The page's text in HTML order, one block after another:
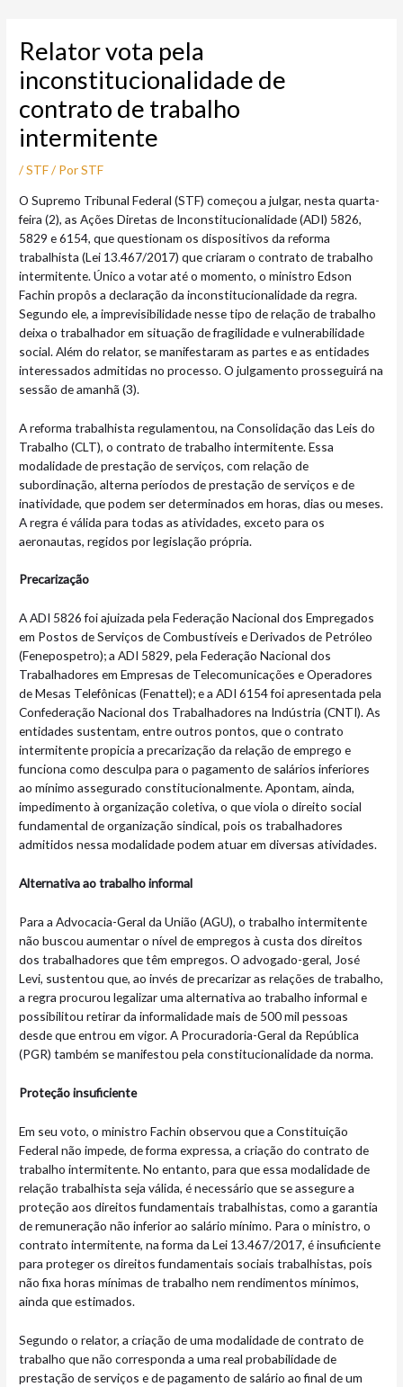
conteúdo
Relator vota pela
inconstitucionalidade de
contrato de trabalho
intermitente
/STF/ PorSTF
O Supremo Tribunal Federal (STF) começou a julgar, nesta quarta-
feira (2), as Ações Diretas de Inconstitucionalidade (ADI) 5826,
5829 e 6154, que questionam os dispositivos da reforma
trabalhista (Lei 13.467/2017) que criaram o contrato de trabalho
intermitente. Único a votar até o momento, o ministro Edson
Fachin propôs a declaração da inconstitucionalidade da regra.
Segundo ele, a imprevisibilidade nesse tipo de relação de trabalho
deixa o trabalhador em situação de fragilidade e vulnerabilidade
social. Além do relator, se manifestaram as partes e as entidades
interessados admitidas no processo. O julgamento prosseguirá na
sessão de amanhã (3).
A reforma trabalhista regulamentou, na Consolidação das Leis do
Trabalho (CLT), o contrato de trabalho intermitente. Essa
modalidade de prestação de serviços, com relação de
subordinação, alterna períodos de prestação de serviços e de
inatividade, que podem ser determinados em horas, dias ou meses.
A regra é válida para todas as atividades, exceto para os
aeronautas, regidos por legislação própria.
Precarização
A ADI 5826 foi ajuizada pela Federação Nacional dos Empregados
em Postos de Serviços de Combustíveis e Derivados de Petróleo
(Fenepospetro); a ADI 5829, pela Federação Nacional dos
Trabalhadores em Empresas de Telecomunicações e Operadores
de Mesas Telefônicas (Fenattel); e a ADI 6154 foi apresentada pela
Confederação Nacional dos Trabalhadores na Indústria (CNTI). As
entidades sustentam, entre outros pontos, que o contrato
intermitente propicia a precarização da relação de emprego e
funciona como desculpa para o pagamento de salários inferiores
ao mínimo assegurado constitucionalmente. Apontam, ainda,
impedimento à organização coletiva, o que viola o direito social
fundamental de organização sindical, pois os trabalhadores
admitidos nessa modalidade podem atuar em diversas atividades.
Alternativa ao trabalho informal
Para a Advocacia-Geral da União (AGU), o trabalho intermitente
não buscou aumentar o nível de empregos à custa dos direitos
dos trabalhadores que têm empregos. O advogado-geral, José
Levi, sustentou que, ao invés de precarizar as relações de trabalho,
a regra procurou legalizar uma alternativa ao trabalho informal e
possibilitou retirar da informalidade mais de 500 mil pessoas
desde que entrou em vigor. A Procuradoria-Geral da República
(PGR) também se manifestou pela constitucionalidade da norma.
Proteção insuficiente
Em seu voto, o ministro Fachin observou que a Constituição
Federal não impede, de forma expressa, a criação do contrato de
trabalho intermitente. No entanto, para que essa modalidade de
relação trabalhista seja válida, é necessário que se assegure a
proteção aos direitos fundamentais trabalhistas, como a garantia
de remuneração não inferior ao salário mínimo. Para o ministro, o
contrato intermitente, na forma da Lei 13.467/2017, é insuficiente
para proteger os direitos fundamentais sociais trabalhistas, pois
não fixa horas mínimas de trabalho nem rendimentos mínimos,
ainda que estimados.
Segundo o relator, a criação de uma modalidade de contrato de
trabalho que não corresponda a uma real probabilidade de
prestação de serviços e de pagamento de salário ao final de um